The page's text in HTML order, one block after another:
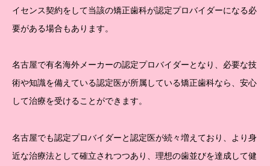
イセンス契約をして当該の矯正歯科が認定プロバイダーになる必
要がある場合もあります。
名古屋で有名海外メーカーの認定プロバイダーとなり、必要な技
術や知識を備えている認定医が所属している矯正歯科なら、安心
して治療を受けることができます。
名古屋でも認定プロバイダーと認定医が続々増えており、より身
近な治療法として確立されつつあり、理想の歯並びを達成して健